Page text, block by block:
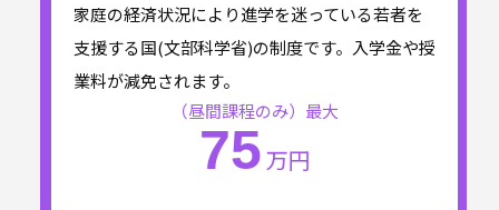
家庭の経済状況により進学を迷っている若者を
支援する国(文部科学省)の制度です。入学金や授
業料が減免されます。
（昼間課程のみ）最大
75万円